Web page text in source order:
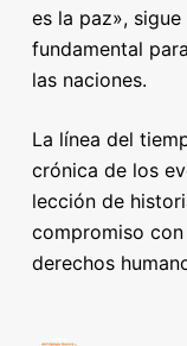
es la paz»,
fundamental
las naciones.
La línea del
crónica de los
lección de
compromiso
derechos